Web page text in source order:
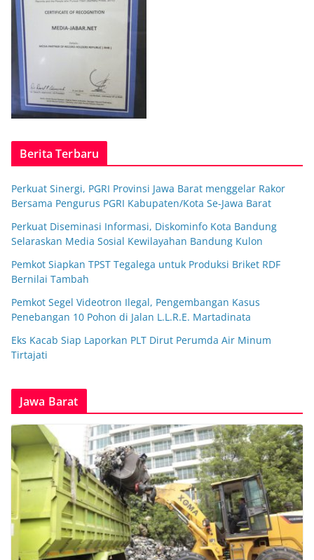
Berita Terbaru
Perkuat Sinergi, PGRI Provinsi Jawa Barat menggelar Rakor
Bersama Pengurus PGRI Kabupaten/Kota Se-Jawa Barat
Perkuat Diseminasi Informasi, Diskominfo Kota Bandung
Selaraskan Media Sosial Kewilayahan Bandung Kulon
Pemkot Siapkan TPST Tegalega untuk Produksi Briket RDF
Bernilai Tambah
Pemkot Segel Videotron Ilegal, Pengembangan Kasus
Penebangan 10 Pohon di Jalan L.L.R.E. Martadinata
Eks Kacab Siap Laporkan PLT Dirut Perumda Air Minum
Tirtajati
Jawa Barat